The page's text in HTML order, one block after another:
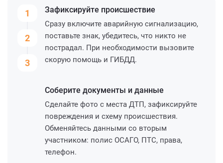
1
2
3
Зафиксируйте происшествие
Сразу включите аварийную сигнализацию,
поставьте знак, убедитесь, что никто не
пострадал. При необходимости вызовите
скорую помощь и ГИБДД.
Соберите документы и данные
Сделайте фото с места ДТП, зафиксируйте
повреждения и схему происшествия.
Обменяйтесь данными со вторым
участником: полис ОСАГО, ПТС, права,
телефон.